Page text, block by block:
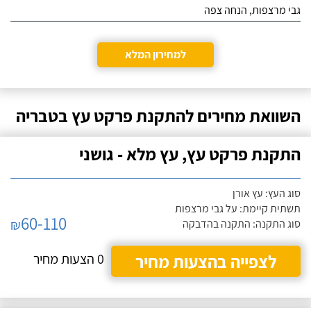
גבי מרצפות, הנחה צפה
למחירון המלא
השוואת מחירים להתקנת פרקט עץ בטבריה
התקנת פרקט עץ, עץ מלא - גושני
סוג העץ: עץ אורן
תשתית קיימת: על גבי מרצפות
סוג התקנה: התקנה בהדבקה
₪60-110
לצפייה בהצעות מחיר
0 הצעות מחיר